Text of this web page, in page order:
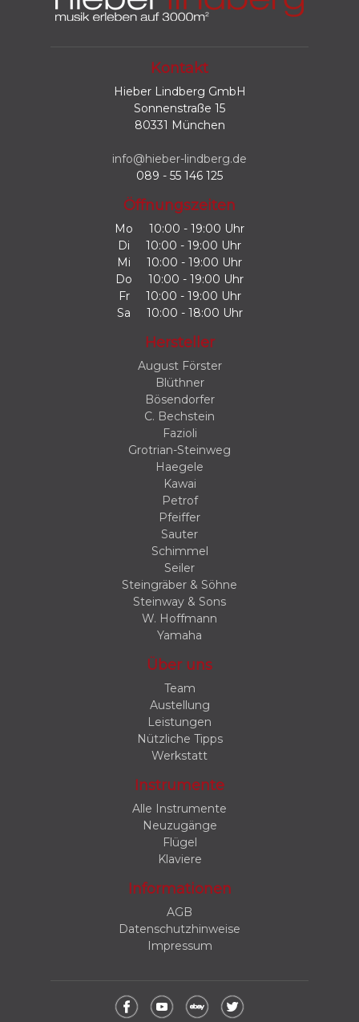
Kontakt
Hieber Lindberg GmbH
Sonnenstraße 15
80331 München
info@hieber-lindberg.de
089 - 55 146 125
Öffnungszeiten
Mo
10:00 - 19:00 Uhr
Di
10:00 - 19:00 Uhr
Mi
10:00 - 19:00 Uhr
Do
10:00 - 19:00 Uhr
Fr
10:00 - 19:00 Uhr
Sa
10:00 - 18:00 Uhr
Hersteller
August Förster
Blüthner
Bösendorfer
C. Bechstein
Fazioli
Grotrian-Steinweg
Haegele
Kawai
Petrof
Pfeiffer
Sauter
Schimmel
Seiler
Steingräber & Söhne
Steinway & Sons
W. Hoffmann
Yamaha
Über uns
Team
Austellung
Leistungen
Nützliche Tipps
Werkstatt
Instrumente
Alle Instrumente
Neuzugänge
Flügel
Klaviere
Informationen
AGB
Datenschutzhinweise
Impressum